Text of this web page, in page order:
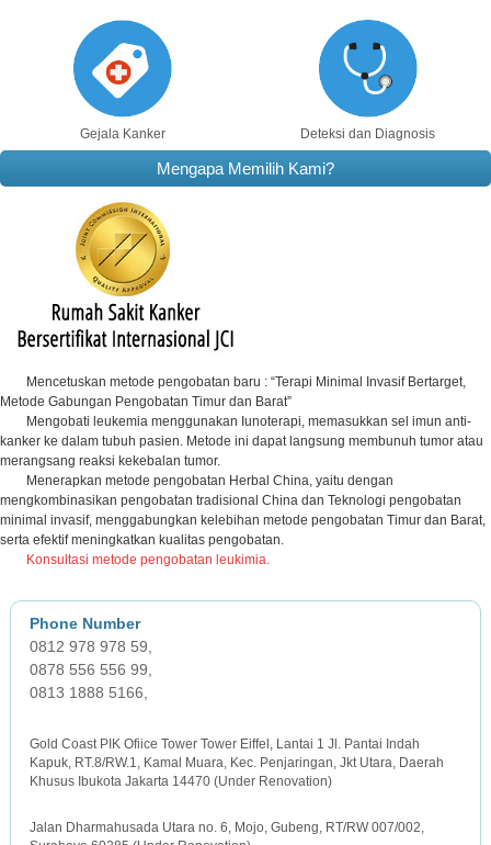
Gejala Kanker Deteksi dan Diagnosis
Mengapa Memilih Kami?
Mencetuskan metode pengobatan baru : “Terapi Minimal Invasif Bertarget,
Metode Gabungan Pengobatan Timur dan Barat”
Mengobati leukemia menggunakan Iunoterapi, memasukkan sel imun anti-
kanker ke dalam tubuh pasien. Metode ini dapat langsung membunuh tumor atau
merangsang reaksi kekebalan tumor.
Menerapkan metode pengobatan Herbal China, yaitu dengan
mengkombinasikan pengobatan tradisional China dan Teknologi pengobatan
minimal invasif, menggabungkan kelebihan metode pengobatan Timur dan Barat,
serta efektif meningkatkan kualitas pengobatan.
Konsultasi metode pengobatan leukimia.
0812 978 978 59,
0878 556 556 99,
0813 1888 5166,
Gold Coast PIK Ofiice Tower Tower Eiffel, Lantai 1 Jl. Pantai Indah
Kapuk, RT.8/RW.1, Kamal Muara, Kec. Penjaringan, Jkt Utara, Daerah
Khusus Ibukota Jakarta 14470 (Under Renovation)
Jalan Dharmahusada Utara no. 6, Mojo, Gubeng, RT/RW 007/002,